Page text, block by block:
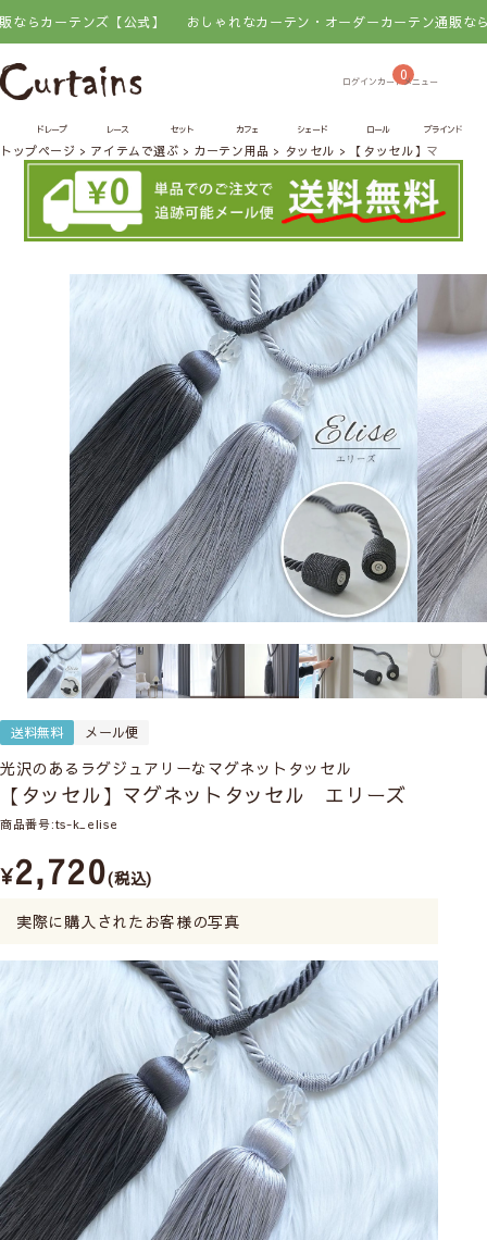
ーテンズ【公式】 おしゃれなカーテン・オーダーカーテン通販ならカー
0
ドレープ レース セット カフェ シェード ロール ブラインド
トップページ アイテムで選ぶ カーテン用品 タッセル 【タッセル】マグネ
送料無料 メール便
光沢のあるラグジュアリーなマグネットタッセル
【タッセル】マグネットタッセル エリーズ
商品番号 ts-k_elise
¥2,720 税込
実際に購入されたお客様の写真